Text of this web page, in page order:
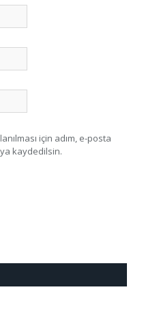
için adım, e-posta
kaydedilsin.